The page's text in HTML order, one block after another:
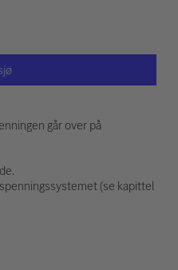
går over på
(se kapittel